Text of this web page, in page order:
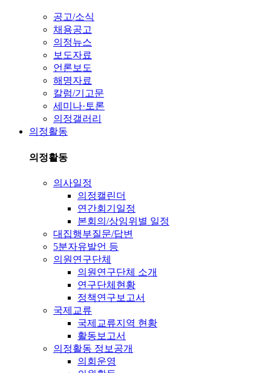
공고/소식
채용공고
의정뉴스
보도자료
언론보도
해명자료
칼럼/기고문
세미나·토론
의정갤러리
의정활동
의정활동
의사일정
의정캘린더
연간회기일정
본회의/상임위별 일정
대집행부질문/답변
5분자유발언 등
의원연구단체
의원연구단체 소개
연구단체현황
정책연구보고서
국제교류
국제교류지역 현황
활동보고서
의정활동 정보공개
의회운영